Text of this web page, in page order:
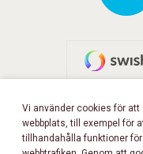
Vi använder cookies för att
webbplats, till exempel för
tillhandahålla funktioner